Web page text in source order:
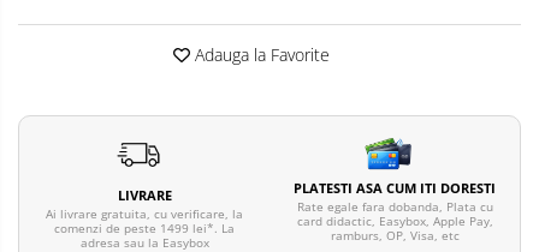
Adauga la Favorite
LIVRARE
Ai livrare gratuita, cu verificare, la
comenzi de peste 1499 lei*. La
adresa sau la Easybox
PLATESTI ASA CUM ITI DORESTI
Rate egale fara dobanda, Plata cu
card didactic, Easybox, Apple Pay,
ramburs, OP, Visa, etc